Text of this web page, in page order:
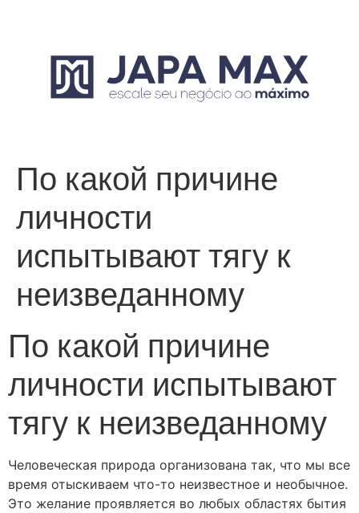
По какой причине
личности
испытывают тягу к
неизведанному
По какой причине
личности испытывают
тягу к неизведанному
Человеческая природа организована так, что мы все
время отыскиваем что-то неизвестное и необычное.
Это желание проявляется во любых областях бытия